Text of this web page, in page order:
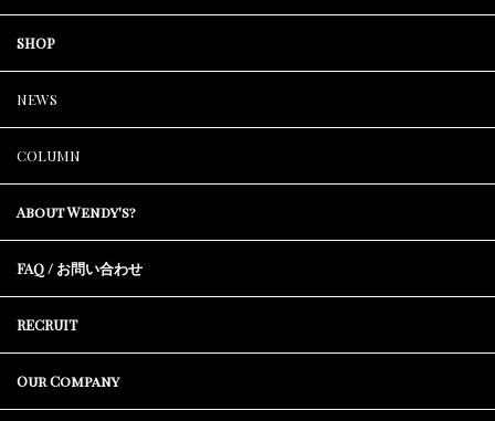
SHOP
NEWS
COLUMN
About Wendy's?
FAQ / お問い合わせ
RECRUIT
Our Company